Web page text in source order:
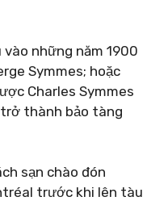
những năm 1900
Symmes; hoặc
Charles Symmes
trở thành bảo tàng
sạn chào đón
trước khi lên tàu